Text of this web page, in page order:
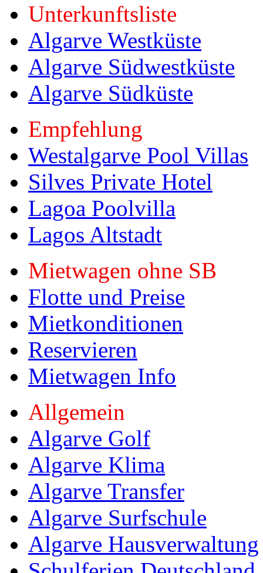
Unterkunftsliste
Algarve Westküste
Algarve Südwestküste
Algarve Südküste
Empfehlung
Westalgarve Pool Villas
Silves Private Hotel
Lagoa Poolvilla
Lagos Altstadt
Mietwagen ohne SB
Flotte und Preise
Mietkonditionen
Reservieren
Mietwagen Info
Allgemein
Algarve Golf
Algarve Klima
Algarve Transfer
Algarve Surfschule
Algarve Hausverwaltung